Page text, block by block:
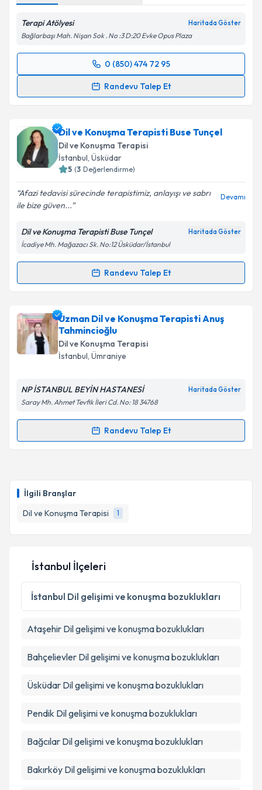
İlgili Branşlar
Dil ve Konuşma Terapisi
1
Metni'ni okudum ve kişisel verilerimin belirtilen
kapsamda işlenmesini kabul ediyorum.
Takvim Talebini Gönder
Terapi Atölyesi Haritada Göster
Bağlarbaşı Mah. Nişan Sok . No :3 D:20 Evke Opus Plaza
0 (850) 474 72 95
Randevu Talep Et
Randevu Takvimi Talebi
randevu almanız için bir takvim hazırlandığında e-
posta ile bilgilendireceğiz.
E-posta Adresiniz
Metni 'ni okudum ve kişisel verilerimin belirtilen
kapsamda işlenmesini kabul ediyorum.
Takvim Talebini Gönder
Dil ve Konuşma Terapisti Buse Tunçel
Dil ve Konuşma Terapisi
İstanbul, Üsküdar
5 (3 Değerlendirme)
Afazi tedavisi sürecinde terapistimiz, anlayışı ve sabrı
ile bize güven...
Devamı
Dil ve Konuşma Terapisti Buse Tunçel Haritada Göster
İcadiye Mh. Mağazacı Sk. No:12 Üsküdar/İstanbul
Randevu Talep Et
Randevu Takvimi Talebi
Dil ve Konuşma Terapisti Buse Tunçeliçin randevu
takvimi talebi oluşturun. Size bu uzmandan randevu
almanız için bir takvim hazırlandığında e-posta ile
bilgilendireceğiz.
Kişisel verilerimin işlenmesine ilişkin
Uzman Dil ve Konuşma Terapisti Anuş
Tahmincioğlu
Dil ve Konuşma Terapisi
İstanbul, Ümraniye
NP İSTANBUL BEYİN HASTANESİ Haritada Göster
Saray Mh. Ahmet Tevfik İleri Cd. No: 18 34768
Randevu Talep Et
Randevu Takvimi Talebi
Size bu uzmandan randevu almanız için bir takvim
hazırlandığında e-posta ile bilgilendireceğiz.
E-posta Adresiniz
Kişisel verilerimin işlenmesine ilişkin
Aydınlatma
Metni'ni okudum ve kişisel verilerimin belirtilen
Takvim Talebini Gönder
İstanbul İlçeleri
İstanbul Dil gelişimi ve konuşma bozuklukları
Ataşehir Dil gelişimi ve konuşma bozuklukları
Bahçelievler Dil gelişimi ve konuşma bozuklukları
Üsküdar Dil gelişimi ve konuşma bozuklukları
Pendik Dil gelişimi ve konuşma bozuklukları
Bağcılar Dil gelişimi ve konuşma bozuklukları
Bakırköy Dil gelişimi ve konuşma bozuklukları